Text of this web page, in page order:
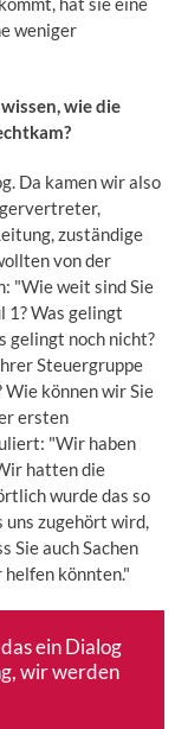
weniger
wie die
Da kamen wir also
zuständige
von der
"Wie weit sind Sie
1? Was gelingt
gelingt noch nicht?
Steuergruppe
können wir Sie
ersten
"Wir haben
hatten die
wurde das so
uns zugehört wird,
Sie auch Sachen
könnten."
ein Dialog
wir werden